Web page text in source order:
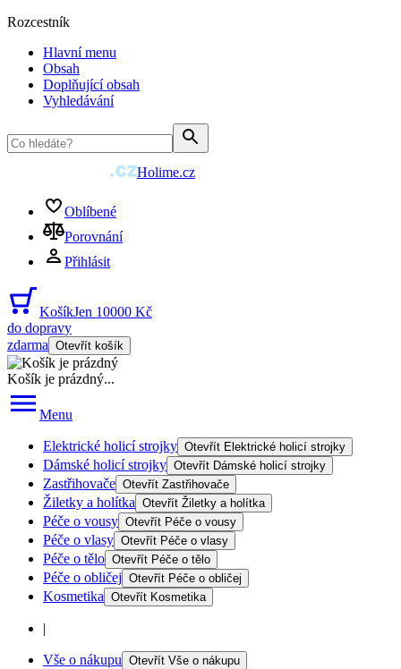
Rozcestník
Hlavní menu
Obsah
Doplňující obsah
Vyhledávání
Holime.cz
Oblíbené
Porovnání
Přihlásit
KošíkJen 10000 Kč
do dopravy
zdarma Otevřít košík
Košík je prázdný...
Menu
Elektrické holicí strojky Otevřít Elektrické holicí strojky
Dámské holicí strojky Otevřít Dámské holicí strojky
Zastřihovače Otevřít Zastřihovače
Žiletky a holítka Otevřít Žiletky a holítka
Péče o vousy Otevřít Péče o vousy
Péče o vlasy Otevřít Péče o vlasy
Péče o tělo Otevřít Péče o tělo
Péče o obličej Otevřít Péče o obličej
Kosmetika Otevřít Kosmetika
|
Vše o nákupu Otevřít Vše o nákupu